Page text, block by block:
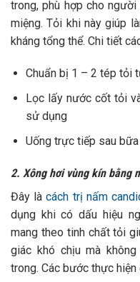
trong, phù hợp cho
miệng. Tỏi khi này giúp
kháng tổng thể. Chi tiết
Chuẩn bị 1 – 2 tép tỏi
Lọc lấy nước cốt tỏi
sử dụng
Uống trực tiếp sau
2. Xông hơi vùng kín bằng
Đây làcách trị nấm
dụng khi có dấu hiệu
mang theo tinh chất tỏi
giác khó chịu mà
trong. Các bước thực